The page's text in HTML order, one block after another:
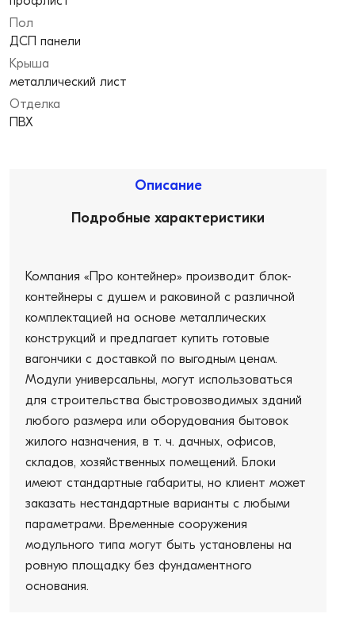
Пол
ДСП панели
Крыша
металлический лист
Отделка
ПВХ
Описание
Подробные характеристики
Компания «Про контейнер» производит блок-
контейнеры с душем и раковиной с различной
комплектацией на основе металлических
конструкций и предлагает купить готовые
вагончики с доставкой по выгодным ценам.
Модули универсальны, могут использоваться
для строительства быстровозводимых зданий
любого размера или оборудования бытовок
жилого назначения, в т. ч. дачных, офисов,
складов, хозяйственных помещений. Блоки
имеют стандартные габариты, но клиент может
заказать нестандартные варианты с любыми
параметрами. Временные сооружения
модульного типа могут быть установлены на
ровную площадку без фундаментного
основания.